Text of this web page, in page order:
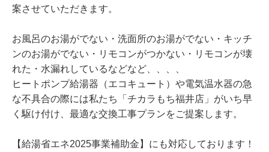
案させていただきます。
お風呂のお湯がでない・洗面所のお湯がでない・キッチ
ンのお湯がでない・リモコンがつかない・リモコンが壊
れた・水漏れしているなどなど、、、、
ヒートポンプ給湯器（エコキュート）や電気温水器の急
な不具合の際には私たち「チカラもち福井店」がいち早
く駆け付け、最適な交換工事プランをご提案します。
【給湯省エネ2025事業補助金】にも対応しております！